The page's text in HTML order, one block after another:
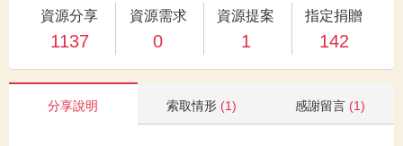
資源分享
1137
資源需求
0
資源提案
1
指定捐贈
142
分享說明 索取情形 (1) 感謝留言 (1)